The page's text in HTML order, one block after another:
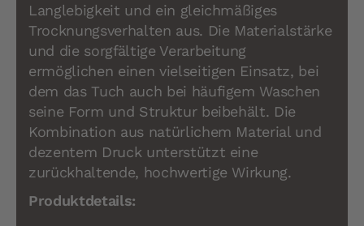
Langlebigkeit und ein gleichmäßiges
Trocknungsverhalten aus. Die Materialstärke
und die sorgfältige Verarbeitung
ermöglichen einen vielseitigen Einsatz, bei
dem das Tuch auch bei häufigem Waschen
seine Form und Struktur beibehält. Die
Kombination aus natürlichem Material und
dezentem Druck unterstützt eine
zurückhaltende, hochwertige Wirkung.
Produktdetails: